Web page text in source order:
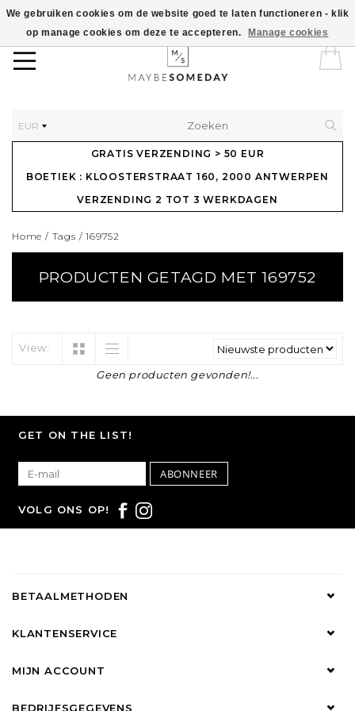
EUR
GRATIS VERZENDING > 50 EUR
BOETIEK : KLOOSTERSTRAAT 160, 2000 ANTWERPEN
VERZENDING 2 TOT 3 WERKDAGEN
Home / Tags /169752
PRODUCTEN GETAGD MET 169752
View:
Geen producten gevonden!...
We gebruiken cookies om de website goed te laten functioneren - klik
op manage cookies om deze te accepteren.
Manage cookies
GET ON THE LIST!
ABONNEER
VOLG ONS OP!
BETAALMETHODEN
KLANTENSERVICE
MIJN ACCOUNT
BEDRIJFSGEGEVENS